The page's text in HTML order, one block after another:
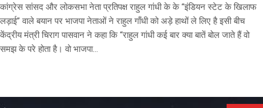
कांग्रेस सांसद और लोकसभा नेता प्रतिपक्ष राहुल गांधी के के “इंडियन स्टेट के खिलाफ
लड़ाई” वाले बयान पर भाजपा नेताओं ने राहुल गाँधी को अड़े हाथों ले लिए है इसी बीच
केंद्रीय मंत्री चिराग पासवान ने कहा कि “राहुल गांधी कई बार क्या बातें बोल जाते हैं वो
समझ के परे होता है। वो भाजपा...